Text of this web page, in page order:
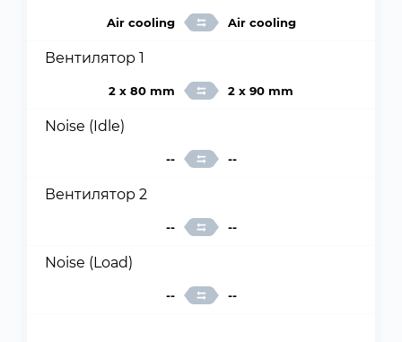
Air cooling Air cooling
Вентилятор 1
2 x 80 mm 2 x 90 mm
Noise (Idle)
-- --
Вентилятор 2
-- --
Noise (Load)
-- --